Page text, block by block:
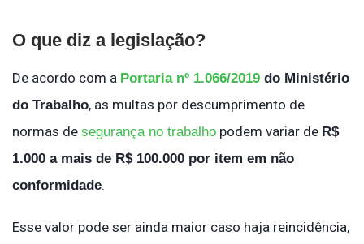
O que diz a legislação?
De acordo com a Portaria nº 1.066/2019 do Ministério
do Trabalho, as multas por descumprimento de
normas de segurança no trabalho podem variar de R$
1.000 a mais de R$ 100.000 por item em não
conformidade.
Esse valor pode ser ainda maior caso haja reincidência,